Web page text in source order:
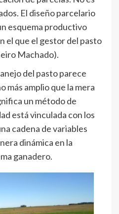
El diseño parcelario
esquema productivo
el que el gestor del pasto
Machado).
del pasto parece
más amplio que la mera
un método de
está vinculada con los
cadena de variables
dinámica en la
ganadero.